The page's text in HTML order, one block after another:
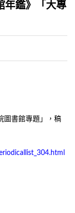
年鑑》「大專
圖書館專題」，稿